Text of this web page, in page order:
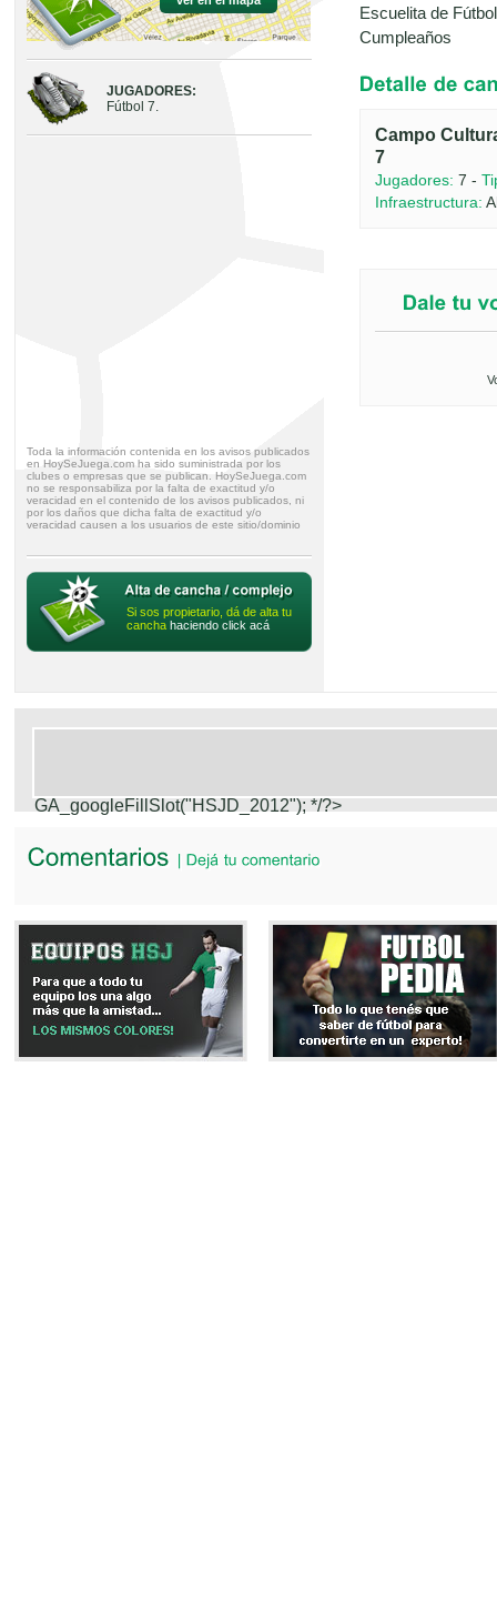
JUGADORES:
Fútbol 7.
Toda la información contenida en los avisos publicados
en HoySeJuega.com ha sido suministrada por los
clubes o empresas que se publican. HoySeJuega.com
no se responsabiliza por la falta de exactitud y/o
veracidad en el contenido de los avisos publicados, ni
por los daños que dicha falta de exactitud y/o
veracidad causen a los usuarios de este sitio/dominio
Si sos propietario, dá de alta tu
cancha haciendo click acá
Escuelita de Fútbol
Cumpleaños
Campo
7
Jugadores: 7 -
Infraestructura:
GA_googleFillSlot("HSJD_2012"); */?>